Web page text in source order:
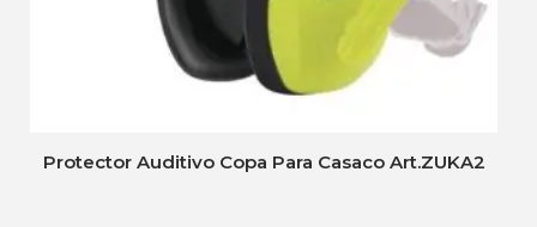
Protector Auditivo Copa Para Casaco Art.ZUKA2